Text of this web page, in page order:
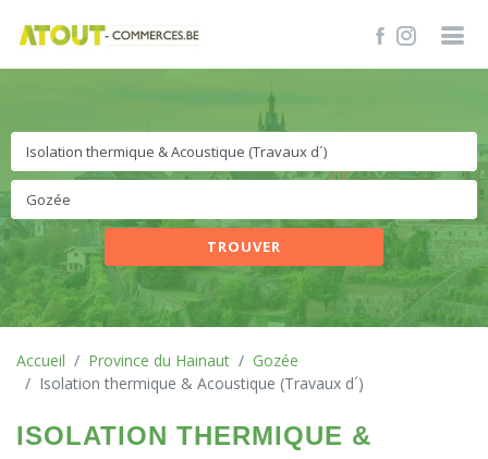
TROUVER
Accueil Province du Hainaut
Gozée
Isolation thermique & Acoustique (Travaux d´)
ISOLATION THERMIQUE &